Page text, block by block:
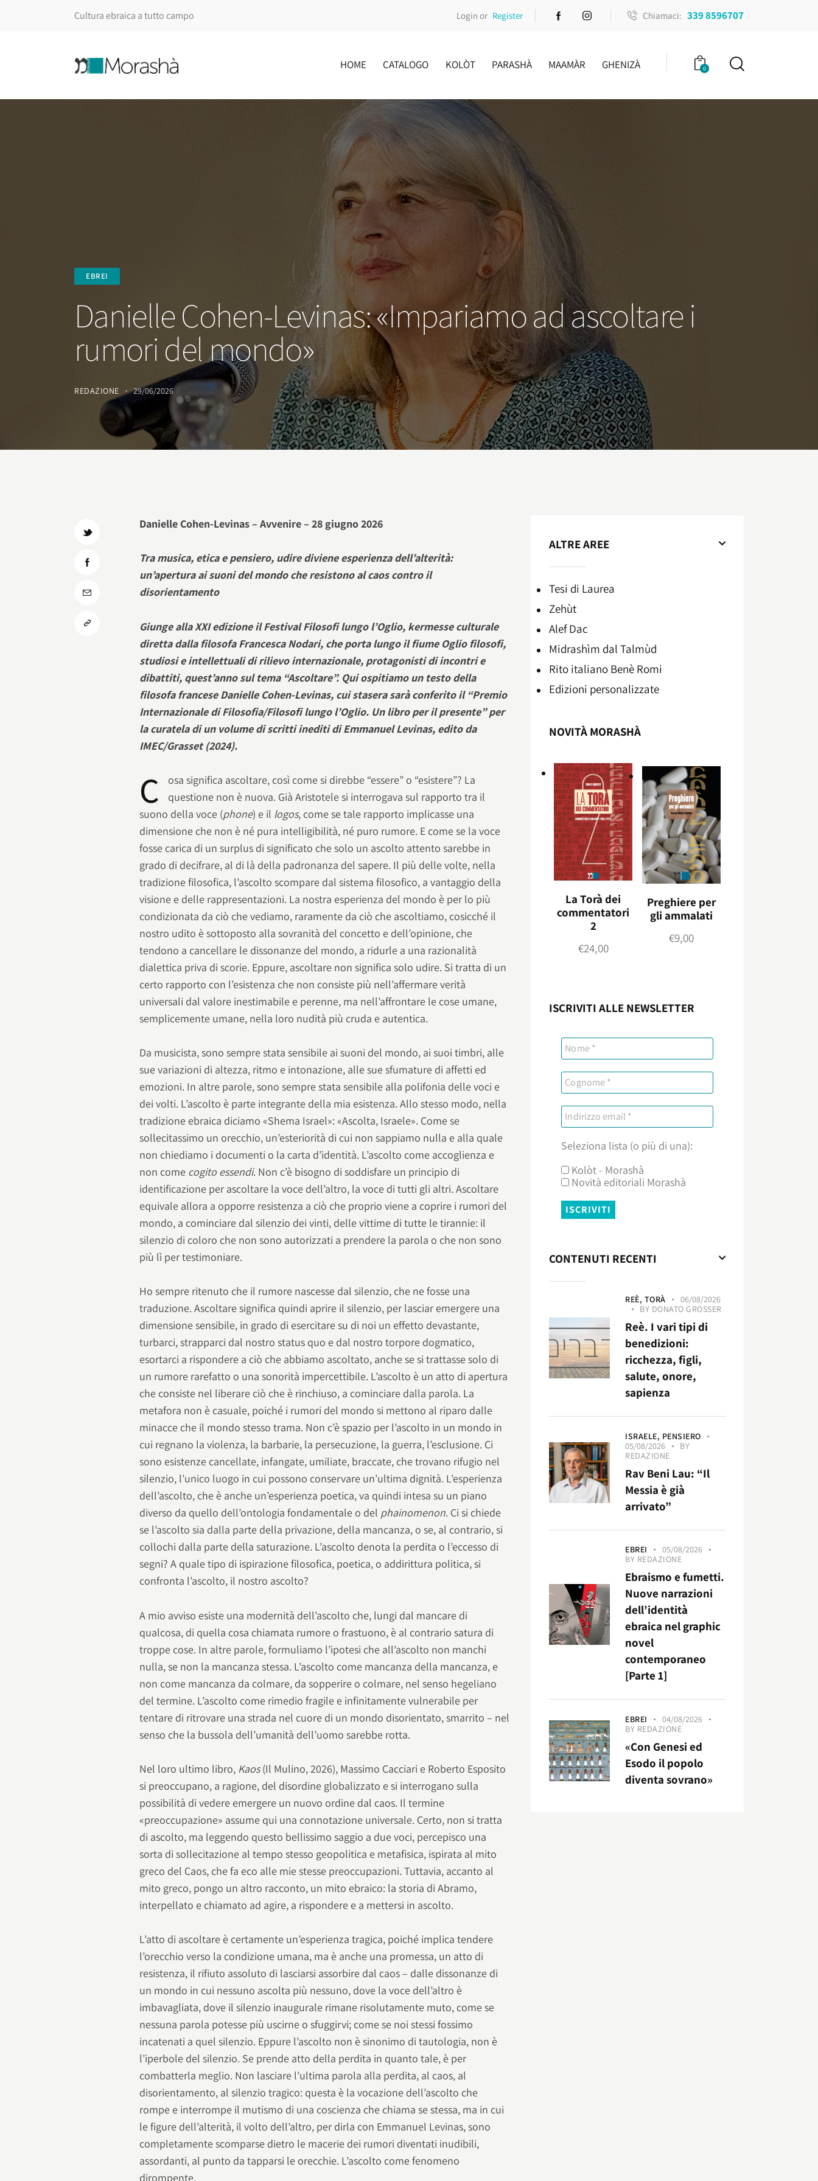
Cultura ebraica a tutto campo Login or Register Chiamaci: 339 8596707
HOME CATALOGO KOLÒT PARASHÀ MAAMÀR GHENIZÀ 0
EBREI
Danielle Cohen-Levinas: «Impariamo ad ascoltare i
rumori del mondo»
REDAZIONE 29/06/2026
Danielle Cohen-Levinas – Avvenire – 28 giugno 2026
Tra musica, etica e pensiero, udire diviene esperienza dell’alterità:
un’apertura ai suoni del mondo che resistono al caos contro il
disorientamento
Giunge alla XXI edizione il Festival Filosofi lungo l’Oglio, kermesse culturale
diretta dalla filosofa Francesca Nodari, che porta lungo il fiume Oglio filosofi,
studiosi e intellettuali di rilievo internazionale, protagonisti di incontri e
dibattiti, quest’anno sul tema “Ascoltare”. Qui ospitiamo un testo della
filosofa francese Danielle Cohen-Levinas, cui stasera sarà conferito il “Premio
Internazionale di Filosofia/Filosofi lungo l’Oglio. Un libro per il presente” per
la curatela di un volume di scritti inediti di Emmanuel Levinas, edito da
IMEC/Grasset (2024).
C
osa significa ascoltare, così come si direbbe “essere” o “esistere”? La
questione non è nuova. Già Aristotele si interrogava sul rapporto tra il
suono della voce (phone) e il logos, come se tale rapporto implicasse una
dimensione che non è né pura intelligibilità, né puro rumore. E come se la voce
fosse carica di un surplus di significato che solo un ascolto attento sarebbe in
grado di decifrare, al di là della padronanza del sapere. Il più delle volte, nella
tradizione filosofica, l’ascolto scompare dal sistema filosofico, a vantaggio della
visione e delle rappresentazioni. La nostra esperienza del mondo è per lo più
condizionata da ciò che vediamo, raramente da ciò che ascoltiamo, cosicché il
nostro udito è sottoposto alla sovranità del concetto e dell’opinione, che
tendono a cancellare le dissonanze del mondo, a ridurle a una razionalità
dialettica priva di scorie. Eppure, ascoltare non significa solo udire. Si tratta di un
certo rapporto con l’esistenza che non consiste più nell’affermare verità
universali dal valore inestimabile e perenne, ma nell’affrontare le cose umane,
semplicemente umane, nella loro nudità più cruda e autentica.
Da musicista, sono sempre stata sensibile ai suoni del mondo, ai suoi timbri, alle
sue variazioni di altezza, ritmo e intonazione, alle sue sfumature di affetti ed
emozioni. In altre parole, sono sempre stata sensibile alla polifonia delle voci e
dei volti. L’ascolto è parte integrante della mia esistenza. Allo stesso modo, nella
tradizione ebraica diciamo «Shema Israel»: «Ascolta, Israele». Come se
sollecitassimo un orecchio, un’esteriorità di cui non sappiamo nulla e alla quale
non chiediamo i documenti o la carta d’identità. L’ascolto come accoglienza e
non come cogito essendi. Non c’è bisogno di soddisfare un principio di
identificazione per ascoltare la voce dell’altro, la voce di tutti gli altri. Ascoltare
equivale allora a opporre resistenza a ciò che proprio viene a coprire i rumori del
mondo, a cominciare dal silenzio dei vinti, delle vittime di tutte le tirannie: il
silenzio di coloro che non sono autorizzati a prendere la parola o che non sono
più lì per testimoniare.
Ho sempre ritenuto che il rumore nascesse dal silenzio, che ne fosse una
traduzione. Ascoltare significa quindi aprire il silenzio, per lasciar emergere una
dimensione sensibile, in grado di esercitare su di noi un effetto devastante,
turbarci, strapparci dal nostro status quo e dal nostro torpore dogmatico,
esortarci a rispondere a ciò che abbiamo ascoltato, anche se si trattasse solo di
un rumore rarefatto o una sonorità impercettibile. L’ascolto è un atto di apertura
che consiste nel liberare ciò che è rinchiuso, a cominciare dalla parola. La
metafora non è casuale, poiché i rumori del mondo si mettono al riparo dalle
minacce che il mondo stesso trama. Non c’è spazio per l’ascolto in un mondo in
cui regnano la violenza, la barbarie, la persecuzione, la guerra, l’esclusione. Ci
sono esistenze cancellate, infangate, umiliate, braccate, che trovano rifugio nel
silenzio, l’unico luogo in cui possono conservare un’ultima dignità. L’esperienza
dell’ascolto, che è anche un’esperienza poetica, va quindi intesa su un piano
diverso da quello dell’ontologia fondamentale o del phainomenon. Ci si chiede
se l’ascolto sia dalla parte della privazione, della mancanza, o se, al contrario, si
collochi dalla parte della saturazione. L’ascolto denota la perdita o l’eccesso di
segni? A quale tipo di ispirazione filosofica, poetica, o addirittura politica, si
confronta l’ascolto, il nostro ascolto?
A mio avviso esiste una modernità dell’ascolto che, lungi dal mancare di
qualcosa, di quella cosa chiamata rumore o frastuono, è al contrario satura di
troppe cose. In altre parole, formuliamo l’ipotesi che all’ascolto non manchi
nulla, se non la mancanza stessa. L’ascolto come mancanza della mancanza, e
non come mancanza da colmare, da sopperire o colmare, nel senso hegeliano
del termine. L’ascolto come rimedio fragile e infinitamente vulnerabile per
tentare di ritrovare una strada nel cuore di un mondo disorientato, smarrito – nel
senso che la bussola dell’umanità dell’uomo sarebbe rotta.
Nel loro ultimo libro, Kaos(Il Mulino, 2026), Massimo Cacciari e Roberto Esposito
si preoccupano, a ragione, del disordine globalizzato e si interrogano sulla
possibilità di vedere emergere un nuovo ordine dal caos. Il termine
«preoccupazione» assume qui una connotazione universale. Certo, non si tratta
di ascolto, ma leggendo questo bellissimo saggio a due voci, percepisco una
sorta di sollecitazione al tempo stesso geopolitica e metafisica, ispirata al mito
greco del Caos, che fa eco alle mie stesse preoccupazioni. Tuttavia, accanto al
mito greco, pongo un altro racconto, un mito ebraico: la storia di Abramo,
interpellato e chiamato ad agire, a rispondere e a mettersi in ascolto.
L’atto di ascoltare è certamente un’esperienza tragica, poiché implica tendere
l’orecchio verso la condizione umana, ma è anche una promessa, un atto di
resistenza, il rifiuto assoluto di lasciarsi assorbire dal caos – dalle dissonanze di
un mondo in cui nessuno ascolta più nessuno, dove la voce dell’altro è
imbavagliata, dove il silenzio inaugurale rimane risolutamente muto, come se
nessuna parola potesse più uscirne o sfuggirvi; come se noi stessi fossimo
incatenati a quel silenzio. Eppure l’ascolto non è sinonimo di tautologia, non è
l’iperbole del silenzio. Se prende atto della perdita in quanto tale, è per
combatterla meglio. Non lasciare l’ultima parola alla perdita, al caos, al
disorientamento, al silenzio tragico: questa è la vocazione dell’ascolto che
rompe e interrompe il mutismo di una coscienza che chiama se stessa, ma in cui
le figure dell’alterità, il volto dell’altro, per dirla con Emmanuel Levinas, sono
completamente scomparse dietro le macerie dei rumori diventati inudibili,
assordanti, al punto da tapparsi le orecchie. L’ascolto come fenomeno
dirompente.
ALTRE AREE
Tesi di Laurea
Zehùt
Alef Dac
Midrashìm dal Talmùd
Rito italiano Benè Romi​
Edizioni personalizzate
NOVITÀ MORASHÀ
La Torà dei
commentatori
2
€24,00
Preghiere per
gli ammalati
€9,00
ISCRIVITI ALLE NEWSLETTER
Seleziona lista (o più di una):
Kolòt - Morashà
Novità editoriali Morashà
CONTENUTI RECENTI
REÈ, TORÀ
06/08/2026
BY DONATO GROSSER
Reè. I vari tipi di
benedizioni:
ricchezza, figli,
salute, onore,
sapienza
ISRAELE, PENSIERO
05/08/2026
BY
REDAZIONE
Rav Beni Lau: “Il
Messia è già
arrivato”
EBREI
05/08/2026
BY REDAZIONE
Ebraismo e fumetti.
Nuove narrazioni
dell’identità
ebraica nel graphic
novel
contemporaneo
[Parte 1]
EBREI
04/08/2026
BY REDAZIONE
«Con Genesi ed
Esodo il popolo
diventa sovrano»